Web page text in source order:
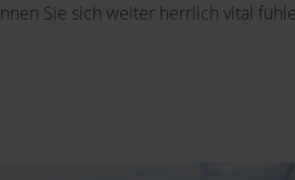
Sie sich weiter herrlich vital